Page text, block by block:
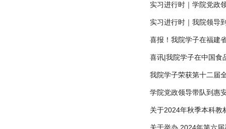
实习进行时｜学院党政
实习进行时｜我院领导
喜报！我院学子在福建
喜讯|我院学子在中国食
我院学子荣获第十二届
学院党政领导带队到惠
关于2024年秋季本科教